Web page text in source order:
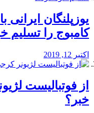
یوزپلنگان ایرانی
کامبوج را تسلیم
اکتبر 12, 2019
از فوتبالیست
خبر؟